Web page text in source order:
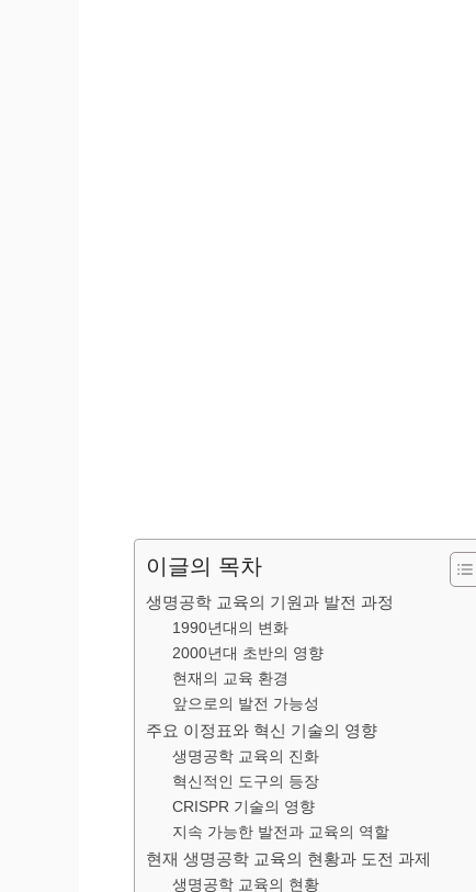
이글의 목차
생명공학 교육의 기원과 발전 과정
1990년대의 변화
2000년대 초반의 영향
현재의 교육 환경
앞으로의 발전 가능성
주요 이정표와 혁신 기술의 영향
생명공학 교육의 진화
혁신적인 도구의 등장
CRISPR 기술의 영향
지속 가능한 발전과 교육의 역할
현재 생명공학 교육의 현황과 도전 과제
생명공학 교육의 현황